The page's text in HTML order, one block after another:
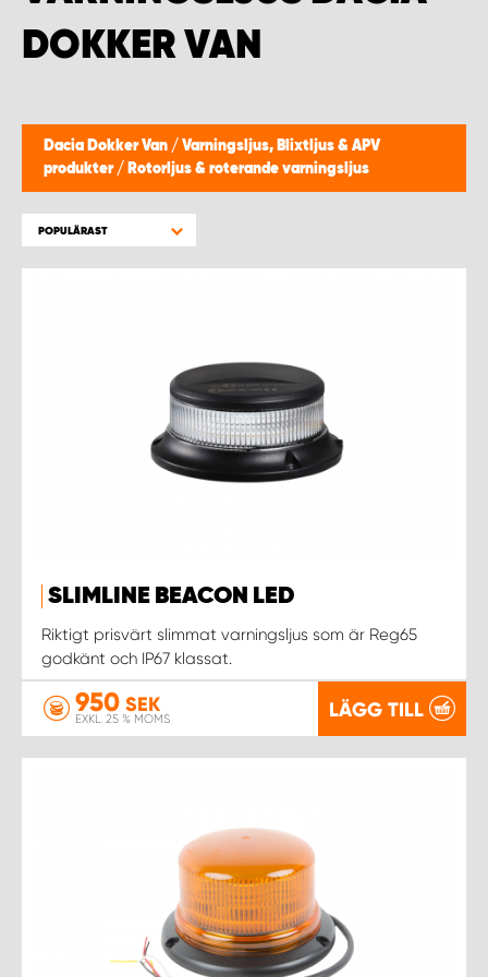
DOKKER VAN
Dacia Dokker Van / Varningsljus, Blixtljus & APV
produkter / Rotorljus & roterande varningsljus
POPULÄRAST
SLIMLINE BEACON LED
Riktigt prisvärt slimmat varningsljus som är Reg65
godkänt och IP67 klassat.
950 SEK
EXKL. 25 % MOMS LÄGG TILL
WORK SYSTEM HELSINGBORG
WORK SYSTEM KALMAR
WORK SYSTEM KARLSTAD
WORK SYSTEM KIRUNA
WORK SYSTEM SKÖVDE
WORK SYSTEM STAFFANSTORP
WORK SYSTEM UMEÅ